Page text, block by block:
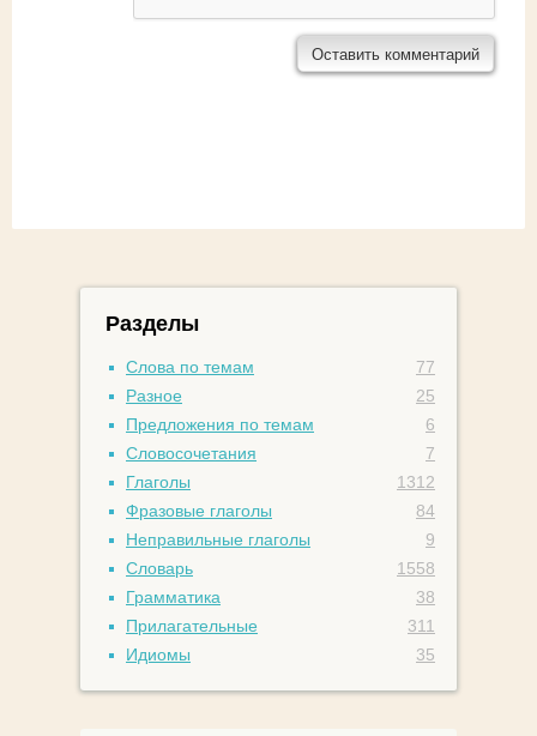
Разделы
Слова по темам
77
Разное
25
Предложения по темам
6
Словосочетания
7
Глаголы
1312
Фразовые глаголы
84
Неправильные глаголы
9
Словарь
1558
Грамматика
38
Прилагательные
311
Идиомы
35